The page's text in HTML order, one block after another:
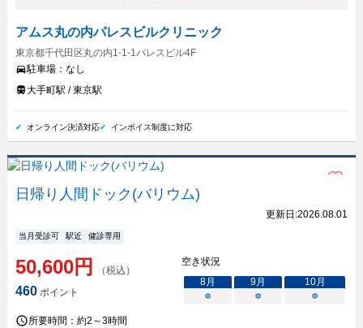
アムス丸の内パレスビルクリニック
東京都千代田区丸の内1-1-1パレスビル4F
駐車場： なし
大手町駅 / 東京駅
オンライン決済対応 インボイス制度に対応
日帰り人間ドック(バリウム)
更新日:2026.08.01
当月受診可 駅近 健診専用
50,600円 （税込）
460ポイント
空き状況
8月 9月 10月
○
○ ○
所要時間： 約2～3時間